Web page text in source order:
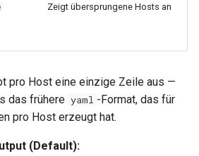
Zeigt übersprungene Hosts an
pro Host eine einzige Zeile aus —
das frühere yaml -Format, das für
pro Host erzeugt hat.
(Default):